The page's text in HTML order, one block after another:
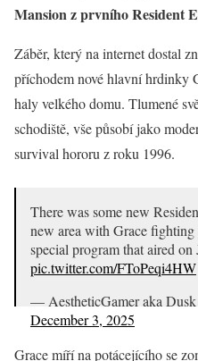
Mansion z prvního Resident
Záběr, který na internet dostal
příchodem nové hlavní hrdinky
haly velkého domu. Tlumené
schodiště, vše působí jako
survival hororu z roku 1996.
There was some new
new area with Grace
special program that aired on
pic.twitter.com/FToPeqi4HW
— AestheticGamer aka
December 3, 2025
Grace míří na potácejícího se